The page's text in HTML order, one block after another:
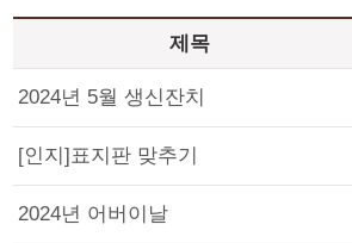
제목
2024년 5월 생신잔치
[인지]표지판 맞추기
2024년 어버이날